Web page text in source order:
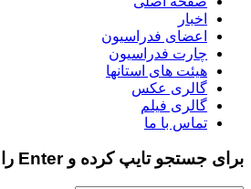
اخبار
اعضای فدراسیون
چارت فدراسیون
هیئت های استانها
گالری عکس
گالری فیلم
تماس با ما
برای جستجو تایپ کرده و Enter را بزنید